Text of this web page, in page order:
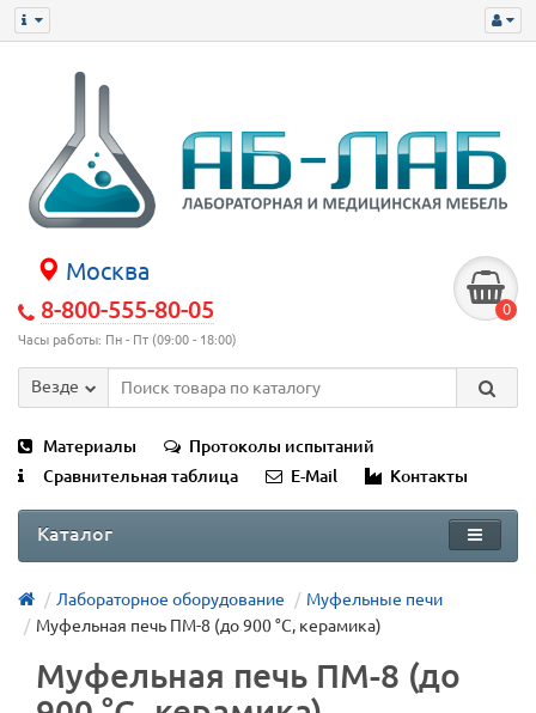
Москва
8-800-555-80-05
Часы работы: Пн - Пт (09:00 - 18:00)
0
Везде
Материалы
Протоколы испытаний
Сравнительная таблица
E-Mail Контакты
Каталог
Лабораторное оборудование
Муфельные печи
Муфельная печь ПМ-8 (до 900 °С, керамика)
Муфельная печь ПМ-8 (до